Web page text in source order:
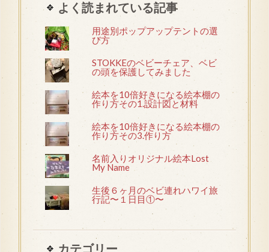
よく読まれている記事
用途別ポップアップテントの選
び方
STOKKEのベビーチェア、ベビ
の頭を保護してみました
絵本を10倍好きになる絵本棚の
作り方その1.設計図と材料
絵本を10倍好きになる絵本棚の
作り方その3.作り方
名前入りオリジナル絵本Lost
My Name
生後６ヶ月のベビ連れハワイ旅
行記〜１日目①〜
カテゴリー